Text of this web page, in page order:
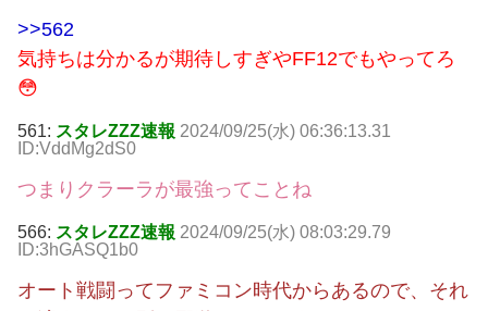
>>562
気持ちは分かるが期待しすぎやFF12でもやってろ
😳
561: スタレZZZ速報 2024/09/25(水) 06:36:13.31
ID:VddMg2dS0
つまりクラーラが最強ってことね
566: スタレZZZ速報 2024/09/25(水) 08:03:29.79
ID:3hGASQ1b0
オート戦闘ってファミコン時代からあるので、それ